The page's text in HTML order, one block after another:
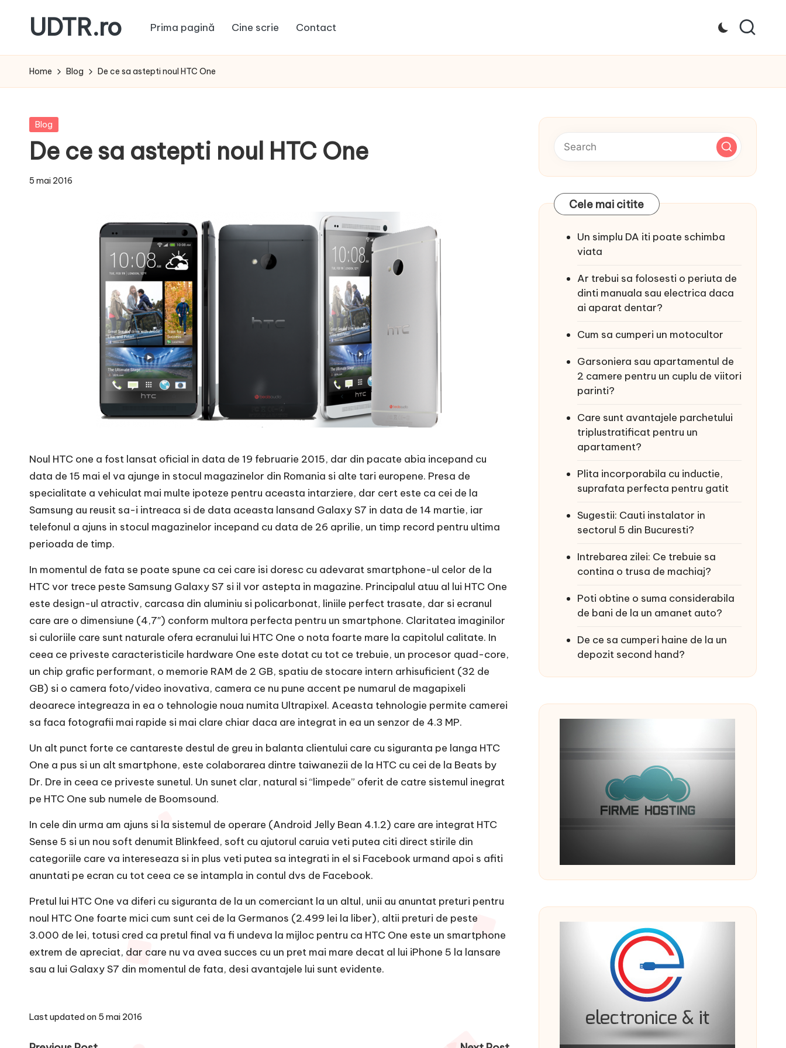
content
UDTR.ro
dorul
te
Prima pagină Cine scrie Contact
Home Blog De ce sa astepti noul HTC One
Posted
Blog
De ce sa astepti noul HTC One
5 mai 2016
Noul HTC one a fost lansat oficial in data de 19 februarie 2015, dar din pacate abia incepand cu
data de 15 mai el va ajunge in stocul magazinelor din Romania si alte tari europene. Presa de
specialitate a vehiculat mai multe ipoteze pentru aceasta intarziere, dar cert este ca cei de la
Samsung au reusit sa-i intreaca si de data aceasta lansand Galaxy S7 in data de 14 martie, iar
telefonul a ajuns in stocul magazinelor incepand cu data de 26 aprilie, un timp record pentru ultima
perioada de timp.
In momentul de fata se poate spune ca cei care isi doresc cu adevarat smartphone-ul celor de la
HTC vor trece peste Samsung Galaxy S7 si il vor astepta in magazine. Principalul atuu al lui HTC One
este design-ul atractiv, carcasa din aluminiu si policarbonat, liniile perfect trasate, dar si ecranul
care are o dimensiune (4,7″) conform multora perfecta pentru un smartphone. Claritatea imaginilor
si culoriile care sunt naturale ofera ecranului lui HTC One o nota foarte mare la capitolul calitate. In
ceea ce priveste caracteristicile hardware One este dotat cu tot ce trebuie, un procesor quad-core,
un chip grafic performant, o memorie RAM de 2 GB, spatiu de stocare intern arhisuficient (32 de
GB) si o camera foto/video inovativa, camera ce nu pune accent pe numarul de magapixeli
deoarece integreaza in ea o tehnologie noua numita Ultrapixel. Aceasta tehnologie permite camerei
sa faca fotografii mai rapide si mai clare chiar daca are integrat in ea un senzor de 4.3 MP.
Un alt punct forte ce cantareste destul de greu in balanta clientului care cu siguranta pe langa HTC
One a pus si un alt smartphone, este colaborarea dintre taiwanezii de la HTC cu cei de la Beats by
Dr. Dre in ceea ce priveste sunetul. Un sunet clar, natural si “limpede” oferit de catre sistemul inegrat
pe HTC One sub numele de Boomsound.
In cele din urma am ajuns si la sistemul de operare (Android Jelly Bean 4.1.2) care are integrat HTC
Sense 5 si un nou soft denumit Blinkfeed, soft cu ajutorul caruia veti putea citi direct stirile din
categoriile care va intereseaza si in plus veti putea sa integrati in el si Facebook urmand apoi s afiti
anuntati pe ecran cu tot ceea ce se intampla in contul dvs de Facebook.
Pretul lui HTC One va diferi cu siguranta de la un comerciant la un altul, unii au anuntat preturi pentru
noul HTC One foarte mici cum sunt cei de la Germanos (2.499 lei la liber), altii preturi de peste
3.000 de lei, totusi cred ca pretul final va fi undeva la mijloc pentru ca HTC One este un smartphone
extrem de apreciat, dar care nu va avea succes cu un pret mai mare decat al lui iPhone 5 la lansare
sau a lui Galaxy S7 din momentul de fata, desi avantajele lui sunt evidente.
Last updated on 5 mai 2016
Cele mai citite
Un simplu DA iti poate schimba
viata
Ar trebui sa folosesti o periuta de
dinti manuala sau electrica daca
ai aparat dentar?
Cum sa cumperi un motocultor
Garsoniera sau apartamentul de
2 camere pentru un cuplu de viitori
parinti?
Care sunt avantajele parchetului
triplustratificat pentru un
apartament?
Plita incorporabila cu inductie,
suprafata perfecta pentru gatit
Sugestii: Cauti instalator in
sectorul 5 din Bucuresti?
Intrebarea zilei: Ce trebuie sa
contina o trusa de machiaj?
Poti obtine o suma considerabila
de bani de la un amanet auto?
De ce sa cumperi haine de la un
depozit second hand?